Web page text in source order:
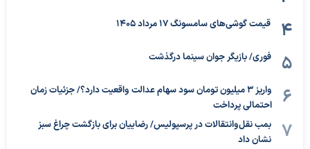
قیمت گوشی‌های سامسونگ 17 مرداد 1405
فوری/ بازیگر جوان سینما درگذشت
واریز ۳ میلیون تومان سود سهام عدالت واقعیت دارد؟/ جزئیات زمان
احتمالی پرداخت
بمب نقل‌وانتقالات در پرسپولیس/ رضاییان برای بازگشت چراغ سبز
نشان داد